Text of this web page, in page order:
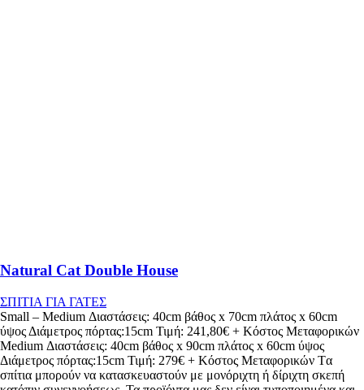
Natural Cat Double House
ΣΠΙΤΙΑ ΓΙΑ ΓΑΤΕΣ
Small – Medium Διαστάσεις: 40cm βάθος x 70cm πλάτος x 60cm
ύψος Διάμετρος πόρτας:15cm Τιμή: 241,80€ + Κόστος Μεταφορικών
Medium Διαστάσεις: 40cm βάθος x 90cm πλάτος x 60cm ύψος
Διάμετρος πόρτας:15cm Τιμή: 279€ + Κόστος Μεταφορικών Tα
σπίτια μπορούν να κατασκευαστούν με μονόριχτη ή δίριχτη σκεπή